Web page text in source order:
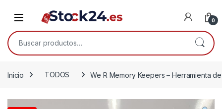
Open 0
Buscar por:
Inicio TODOS We R Memory Keepers – Herramienta